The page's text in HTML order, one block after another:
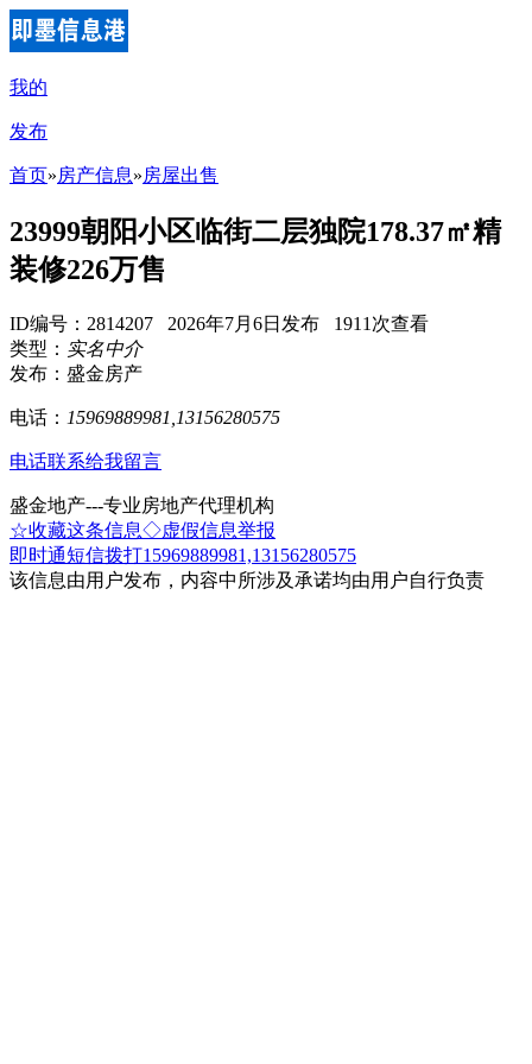
我的
发布
首页»房产信息»房屋出售
23999朝阳小区临街二层独院178.37㎡精
装修226万售
ID编号：2814207 2026年7月6日发布 1911次查看
类型： 实名中介
发布：盛金房产
电话： 15969889981,13156280575
电话联系给我留言
盛金地产---专业房地产代理机构
☆收藏这条信息◇虚假信息举报
即时通短信拨打15969889981,13156280575
该信息由用户发布，内容中所涉及承诺均由用户自行负责